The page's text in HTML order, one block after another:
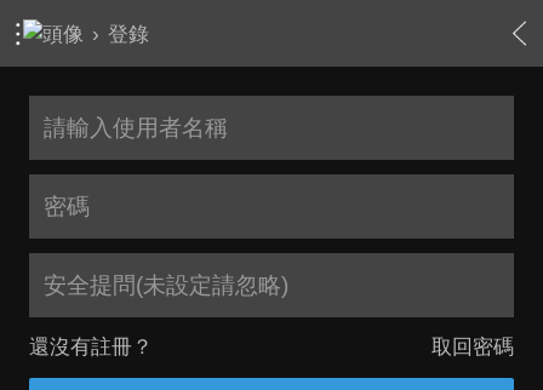
› 登錄
安全提問(未設定請忽略)
還沒有註冊？ 取回密碼